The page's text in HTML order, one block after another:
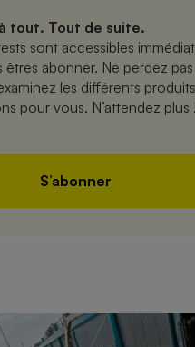
tout. Tout de suite.
sont accessibles
êtres abonner. Ne perdez
les différents
pour vous. N’attendez plus !
S’abonner